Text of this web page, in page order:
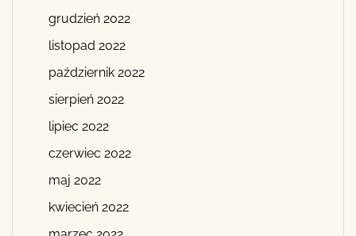
grudzień 2022
listopad 2022
październik 2022
sierpień 2022
lipiec 2022
czerwiec 2022
maj 2022
kwiecień 2022